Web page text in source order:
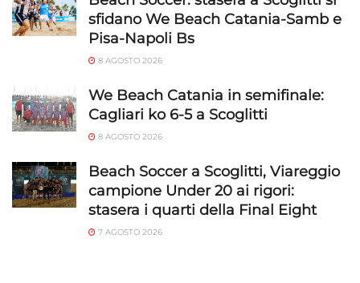
sfidano We Beach Catania-Samb e
Pisa-Napoli Bs
8 AGOSTO 2026
We Beach Catania in semifinale:
Cagliari ko 6-5 a Scoglitti
8 AGOSTO 2026
Beach Soccer a Scoglitti, Viareggio
campione Under 20 ai rigori:
stasera i quarti della Final Eight
7 AGOSTO 2026